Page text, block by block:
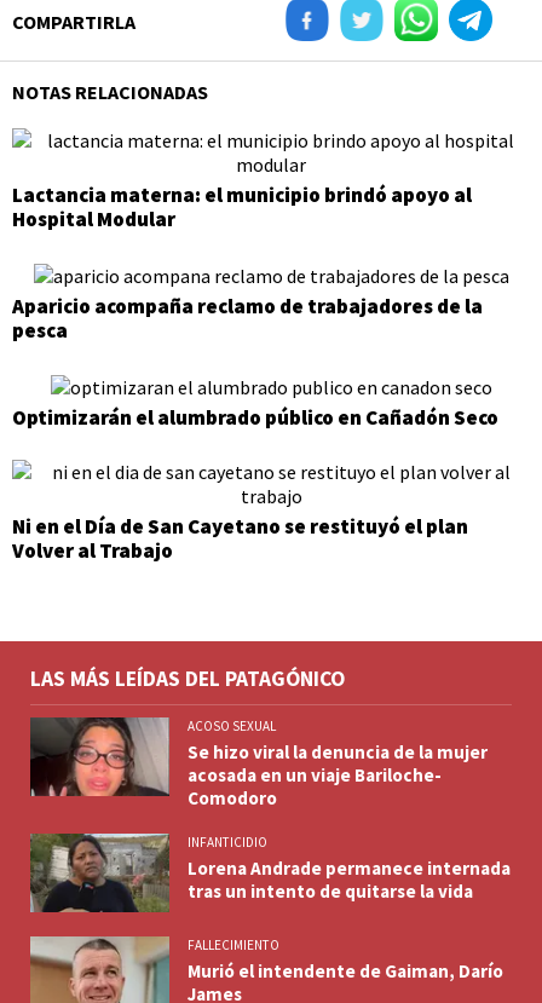
COMPARTIRLA
NOTAS RELACIONADAS
Lactancia materna: el municipio brindó apoyo al
Hospital Modular
Aparicio acompaña reclamo de trabajadores de la
pesca
Optimizarán el alumbrado público en Cañadón Seco
Ni en el Día de San Cayetano se restituyó el plan
Volver al Trabajo
LAS MÁS LEÍDAS DEL PATAGÓNICO
ACOSO SEXUAL
Se hizo viral la denuncia de la mujer
acosada en un viaje Bariloche-
Comodoro
INFANTICIDIO
Lorena Andrade permanece internada
tras un intento de quitarse la vida
FALLECIMIENTO
Murió el intendente de Gaiman, Darío
James